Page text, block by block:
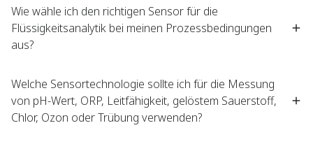
Wie wähle ich den richtigen Sensor für die
Flüssigkeitsanalytik bei meinen Prozessbedingungen
aus?
Welche Sensortechnologie sollte ich für die Messung
von pH-Wert, ORP, Leitfähigkeit, gelöstem Sauerstoff,
Chlor, Ozon oder Trübung verwenden?